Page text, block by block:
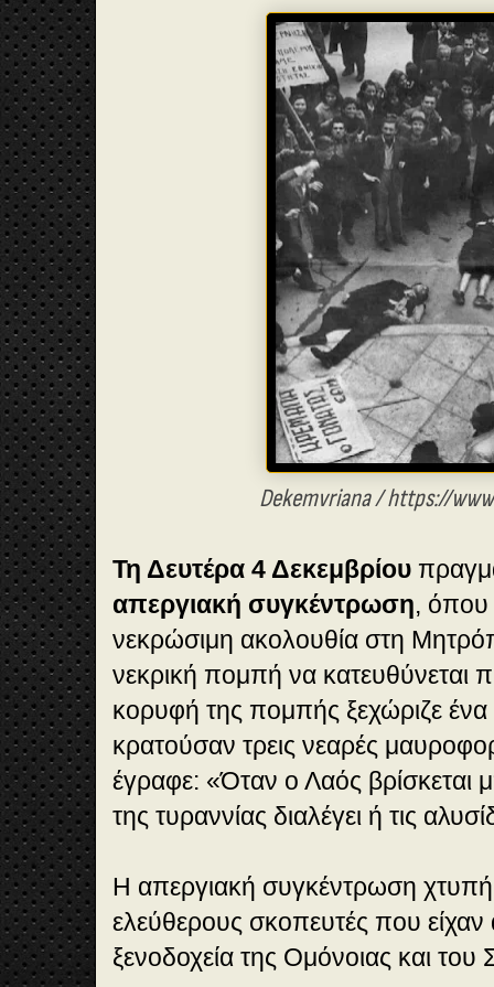
Dekemvriana / https://
Τη Δευτέρα 4 Δεκεμβρίου
απεργιακή συγκέντρωση, όπου
νεκρώσιμη ακολουθία στη
νεκρική πομπή να κατευθύνεται
κορυφή της πομπής ξεχώριζε
κρατούσαν τρεις νεαρές
έγραφε: «Όταν ο Λαός βρίσκεται
της τυραννίας διαλέγει ή τις
Η απεργιακή συγκέντρωση
ελεύθερους σκοπευτές που είχαν
ξενοδοχεία της Ομόνοιας και του